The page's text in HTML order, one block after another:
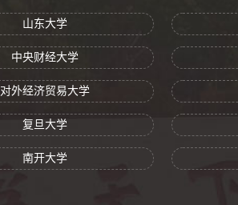
山东大学
中央财经大学
对外经济贸易大学
复旦大学
南开大学